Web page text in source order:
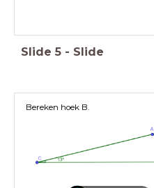
Slide 5 - Slide
Bereken hoek B.